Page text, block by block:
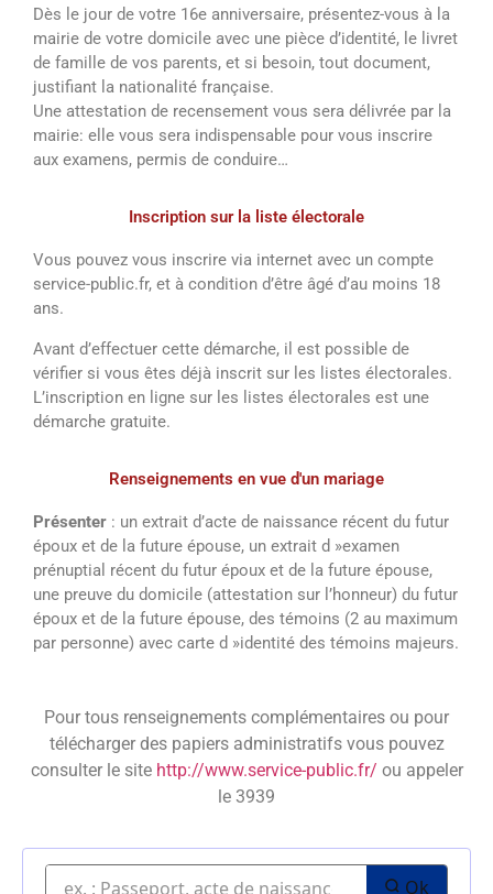
Dès le jour de votre 16e anniversaire, présentez-vous à la
mairie de votre domicile avec une pièce d’identité, le livret
de famille de vos parents, et si besoin, tout document,
justifiant la nationalité française.
Une attestation de recensement vous sera délivrée par la
mairie: elle vous sera indispensable pour vous inscrire
aux examens, permis de conduire…
Inscription sur la liste électorale
Vous pouvez vous inscrire via internet avec un compte
service-public.fr, et à condition d’être âgé d’au moins 18
ans.
Avant d’effectuer cette démarche, il est possible de
vérifier si vous êtes déjà inscrit sur les listes électorales.
L’inscription en ligne sur les listes électorales est une
démarche gratuite.
Renseignements en vue d'un mariage
Présenter : un extrait d’acte de naissance récent du futur
époux et de la future épouse, un extrait d »examen
prénuptial récent du futur époux et de la future épouse,
une preuve du domicile (attestation sur l’honneur) du futur
époux et de la future épouse, des témoins (2 au maximum
par personne) avec carte d »identité des témoins majeurs.
Pour tous renseignements complémentaires ou pour
télécharger des papiers administratifs vous pouvez
consulter le site http://www.service-public.fr/ ou appeler
le 3939
Ok